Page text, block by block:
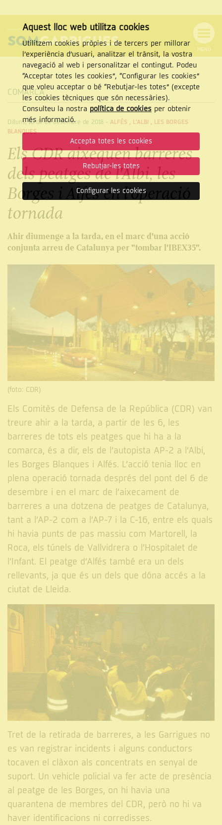
NAVEGACIÓ
MENÚ
Cercar
CERCAR
COMARCA
Dilluns, 10 de de desembre de 2018 -ALFÉS , L'ALBI , LES BORGES
BLANQUES
Els CDR aixequen barreres
dels peatges de l'Albi, les
Borges i Alfés en l'operació
tornada
Ahir diumenge a la tarda, en el marc d'una acció
conjunta arreu de Catalunya per "tombar l'IBEX35".
(foto: CDR)
Els Comitès de Defensa de la República (CDR) van
treure ahir a la tarda, a partir de les 6, les
barreres de tots els peatges que hi ha a la
comarca, és a dir, els de l’autopista AP-2 a l’Albi,
les Borges Blanques i Alfés. L’acció tenia lloc en
plena operació tornada després del pont del 6 de
desembre i en el marc de l’aixecament de
barreres a una dotzena de peatges de Catalunya,
tant a l’AP-2 com a l’AP-7 i la C-16, entre els quals
hi havia punts de pas massiu com Martorell, la
Roca, els túnels de Vallvidrera o l’Hospitalet de
l’Infant. El peatge d’Alfés també era un dels
rellevants, ja que és un dels que dóna accés a la
ciutat de Lleida.
Tret de la retirada de barreres, a les Garrigues no
es van registrar incidents i alguns conductors
tocaven el clàxon als concentrats en senyal de
suport. Un vehicle policial va fer acte de presència
al peatge de les Borges, on hi havia una
quarantena de membres del CDR, però no hi va
haver identificacions ni corredisses.
Aquest lloc web utilitza cookies
Utilitzem cookies pròpies i de tercers per millorar
l’experiència d’usuari, analitzar el trànsit, la vostra
navegació al web i personalitzar el contingut. Podeu
“Acceptar totes les cookies”, “Configurar les cookies”
que voleu acceptar o bé “Rebutjar-les totes” (excepte
les cookies tècniques que són necessàries).
Consulteu la nostra política de cookiesper obtenir
més informació.
Accepta totes les cookies
Rebutjar-les totes
Configurar les cookies